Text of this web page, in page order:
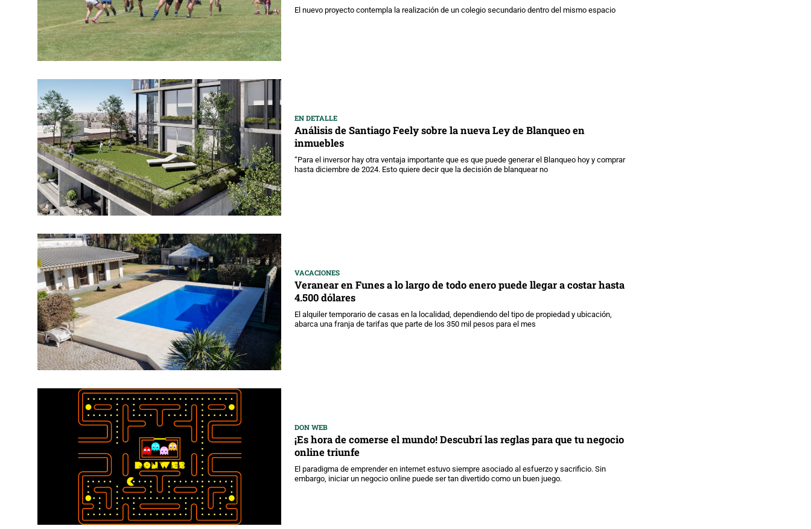
El nuevo proyecto contempla la realización de un colegio secundario dentro del mismo espacio
EN DETALLE
Análisis de Santiago Feely sobre la nueva Ley de Blanqueo en
inmuebles
“Para el inversor hay otra ventaja importante que es que puede generar el Blanqueo hoy y comprar
hasta diciembre de 2024. Esto quiere decir que la decisión de blanquear no
VACACIONES
Veranear en Funes a lo largo de todo enero puede llegar a costar hasta
4.500 dólares
El alquiler temporario de casas en la localidad, dependiendo del tipo de propiedad y ubicación,
abarca una franja de tarifas que parte de los 350 mil pesos para el mes
DON WEB
¡Es hora de comerse el mundo! Descubrí las reglas para que tu negocio
online triunfe
El paradigma de emprender en internet estuvo siempre asociado al esfuerzo y sacrificio. Sin
embargo, iniciar un negocio online puede ser tan divertido como un buen juego.